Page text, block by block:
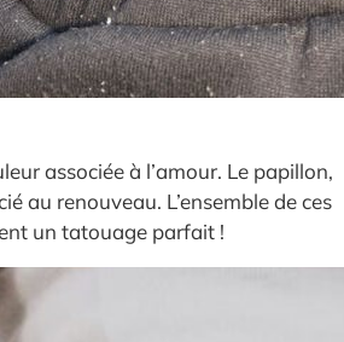
associée à l’amour. Le papillon,
au renouveau. L’ensemble de ces
un tatouage parfait !